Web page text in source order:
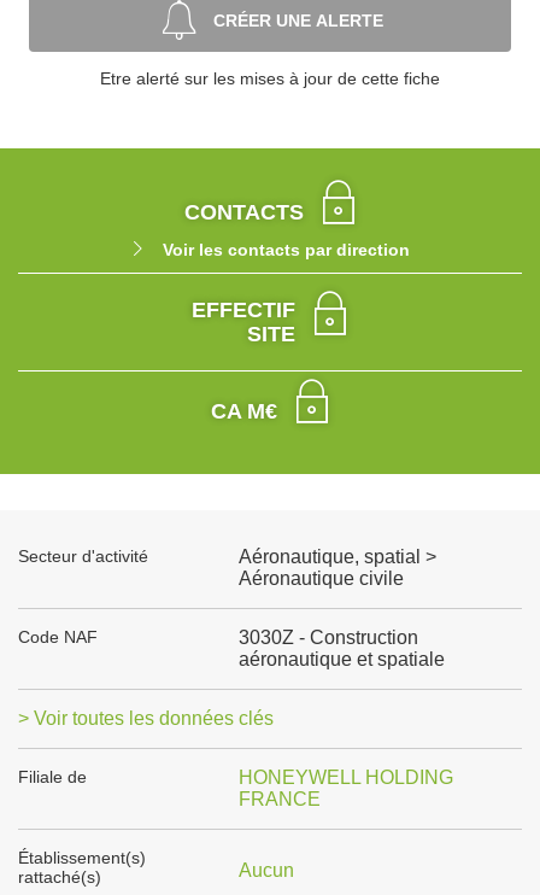
CRÉER UNE ALERTE
Etre alerté sur les mises à jour de cette fiche
CONTACTS
Voir les contacts par direction
EFFECTIF
SITE
CA M€
Secteur d'activité
Aéronautique, spatial >
Aéronautique civile
Code NAF
3030Z - Construction
aéronautique et spatiale
> Voir toutes les données clés
Filiale de
HONEYWELL HOLDING
FRANCE
Établissement(s)
rattaché(s)
Aucun